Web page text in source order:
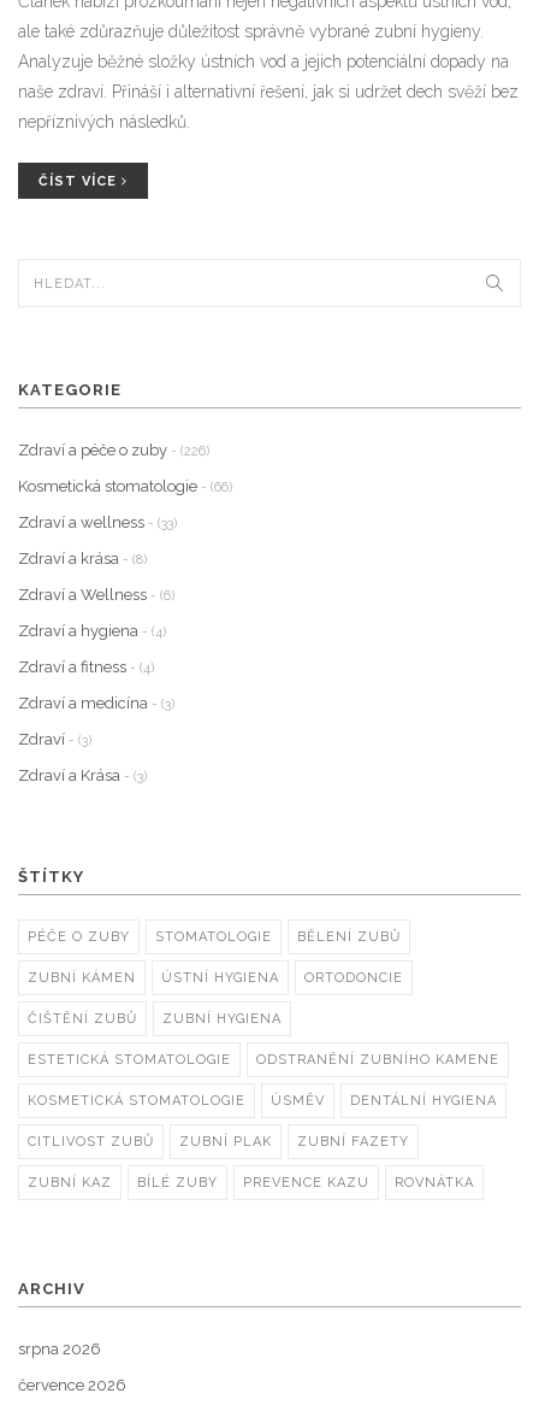
ale také zdůrazňuje důležitost správně vybrané zubní hygieny.
Analyzuje běžné složky ústních vod a jejich potenciální dopady na
naše zdraví. Přináší i alternativní řešení, jak si udržet dech svěží bez
nepříznivých následků.
ČÍST VÍCE
KATEGORIE
Zdraví a péče o zuby - (226)
Kosmetická stomatologie - (66)
Zdraví a wellness - (33)
Zdraví a krása - (8)
Zdraví a Wellness - (6)
Zdraví a hygiena - (4)
Zdraví a fitness - (4)
Zdraví a medicína - (3)
Zdraví - (3)
Zdraví a Krása - (3)
ŠTÍTKY
PÉČE O ZUBY STOMATOLOGIE BĚLENÍ ZUBŮ
ZUBNÍ KÁMEN ÚSTNÍ HYGIENA ORTODONCIE
ČIŠTĚNÍ ZUBŮ ZUBNÍ HYGIENA
ESTETICKÁ STOMATOLOGIE ODSTRANĚNÍ ZUBNÍHO KAMENE
KOSMETICKÁ STOMATOLOGIE ÚSMĚV DENTÁLNÍ HYGIENA
CITLIVOST ZUBŮ ZUBNÍ PLAK ZUBNÍ FAZETY
ZUBNÍ KAZ BÍLÉ ZUBY PREVENCE KAZU ROVNÁTKA
ARCHIV
srpna 2026
července 2026